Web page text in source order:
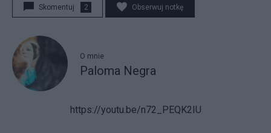
Skomentuj 2 Obserwuj notkę
O mnie
Paloma Negra
https://youtu.be/n72_PEQK2IU